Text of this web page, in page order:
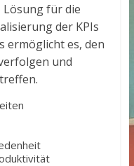
für die
der KPIs
ermöglicht es, den
und